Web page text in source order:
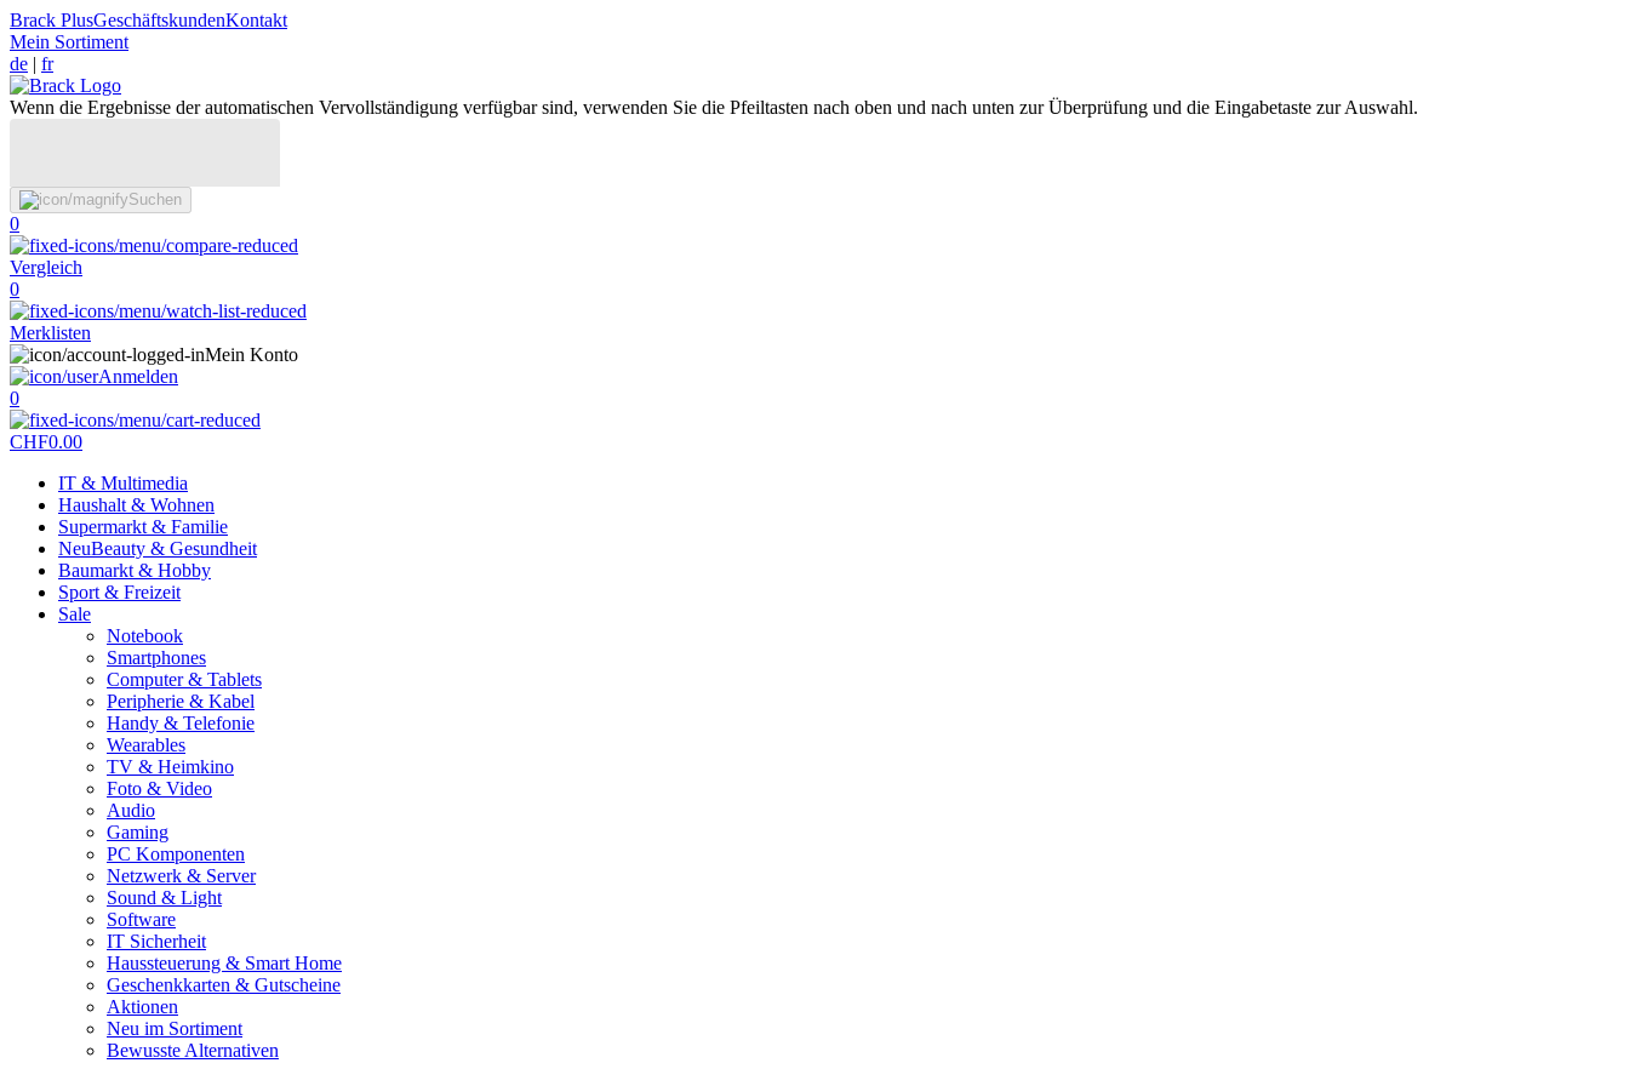
Brack PlusGeschäftskundenKontakt
Mein Sortiment
de | fr
Wenn die Ergebnisse der automatischen Vervollständigung verfügbar sind, verwenden Sie die Pfeiltasten nach oben und nach unten zur Überprüfung und die Eingabetaste zur Auswahl.
Suchen
0
Vergleich
0
Merklisten
Mein Konto
Anmelden
0
CHF0.00
IT & Multimedia
Haushalt & Wohnen
Supermarkt & Familie
NeuBeauty & Gesundheit
Baumarkt & Hobby
Sport & Freizeit
Sale
Notebook
Smartphones
Computer & Tablets
Peripherie & Kabel
Handy & Telefonie
Wearables
TV & Heimkino
Foto & Video
Audio
Gaming
PC Komponenten
Netzwerk & Server
Sound & Light
Software
IT Sicherheit
Haussteuerung & Smart Home
Geschenkkarten & Gutscheine
Aktionen
Neu im Sortiment
Bewusste Alternativen